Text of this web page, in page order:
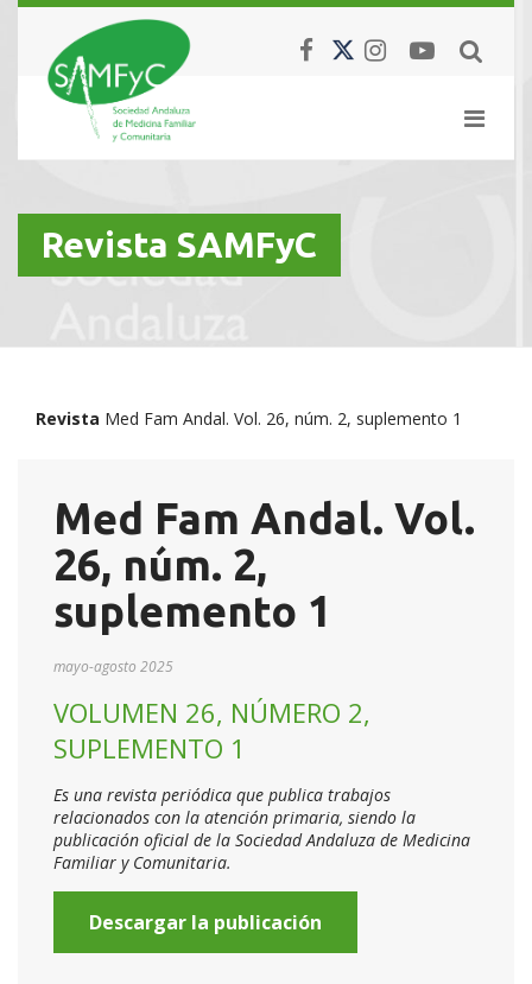
Revista SAMFyC
Revista Med Fam Andal. Vol. 26, núm. 2, suplemento 1
Med Fam Andal. Vol.
26, núm. 2,
suplemento 1
mayo-agosto 2025
VOLUMEN 26, NÚMERO 2,
SUPLEMENTO 1
Es una revista periódica que publica trabajos
relacionados con la atención primaria, siendo la
publicación oficial de la Sociedad Andaluza de Medicina
Familiar y Comunitaria.
Descargar la publicación